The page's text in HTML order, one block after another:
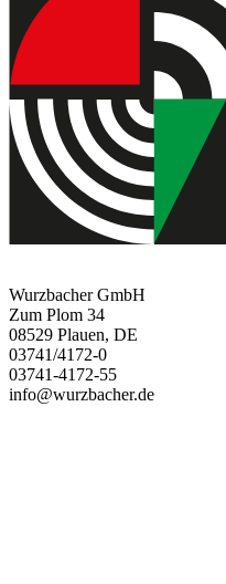
Wurzbacher GmbH
Zum Plom 34
08529 Plauen, DE
03741/4172-0
03741-4172-55
info@wurzbacher.de